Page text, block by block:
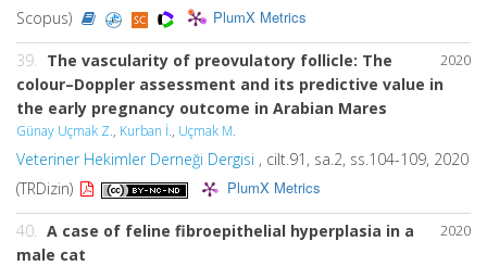
Scopus)
PlumX Metrics
2020
39. The vascularity of preovulatory follicle: The
colour–Doppler assessment and its predictive value in
the early pregnancy outcome in Arabian Mares
Günay Uçmak Z., Kurban İ., Uçmak M.
Veteriner Hekimler Derneği Dergisi , cilt.91, sa.2, ss.104-109, 2020
(TRDizin)
PlumX Metrics
2020
40. A case of feline fibroepithelial hyperplasia in a
male cat